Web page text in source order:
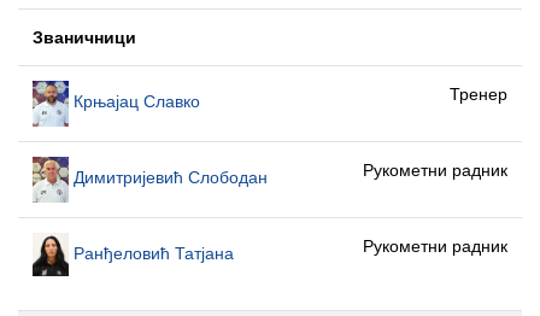
Званичници
Крњајац Славко Тренер
Димитријевић Слободан Рукометни радник
Ранђеловић Татјана Рукометни радник